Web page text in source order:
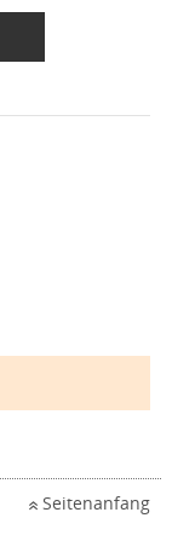
Seitenanfang